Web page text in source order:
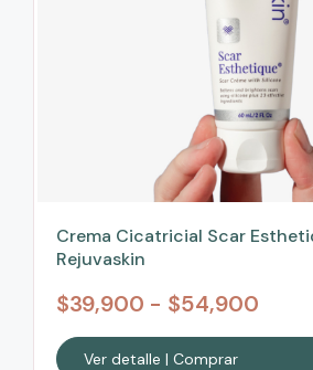
Crema Cicatricial Scar
Rejuvaskin
$39,900 - $54,900
Ver detalle | Comprar